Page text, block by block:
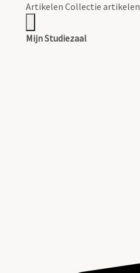
Artikelen Collectie artikelen
Mijn Studiezaal